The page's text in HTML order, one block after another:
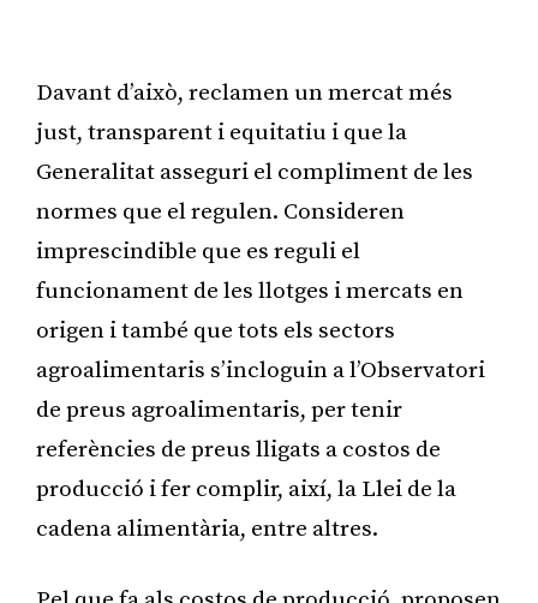
Davant d’això, reclamen un mercat més
just, transparent i equitatiu i que la
Generalitat asseguri el compliment de les
normes que el regulen. Consideren
imprescindible que es reguli el
funcionament de les llotges i mercats en
origen i també que tots els sectors
agroalimentaris s’incloguin a l’Observatori
de preus agroalimentaris, per tenir
referències de preus lligats a costos de
producció i fer complir, així, la Llei de la
cadena alimentària, entre altres.